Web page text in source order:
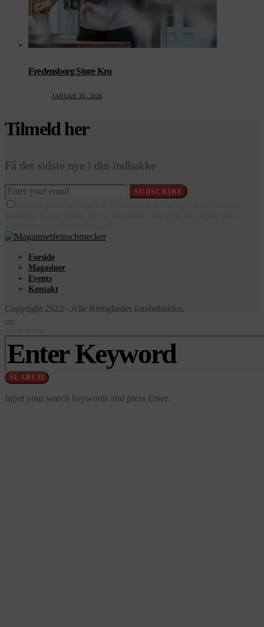
Fredensborg Store Kro
JANUAR 20, 2026
Tilmeld her
Få det sidste nye i din indbakke
SUBSCRIBE
Forside
Magasiner
Events
Kontakt
Copyright 2022 - Alle Rettigheder forebeholdes.
SEARCH
Input your search keywords and press Enter.